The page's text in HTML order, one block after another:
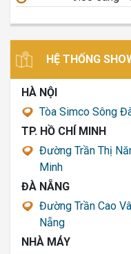
HỆ THỐNG
HÀ NỘI
Tòa Simco Sông
TP. HỒ CHÍ MINH
Đường Trần Thị
Minh
ĐÀ NẴNG
Đường Trần Cao
Nẵng
NHÀ MÁY